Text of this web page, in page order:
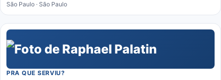
São Paulo · São Paulo
PRA QUE SERVIU?